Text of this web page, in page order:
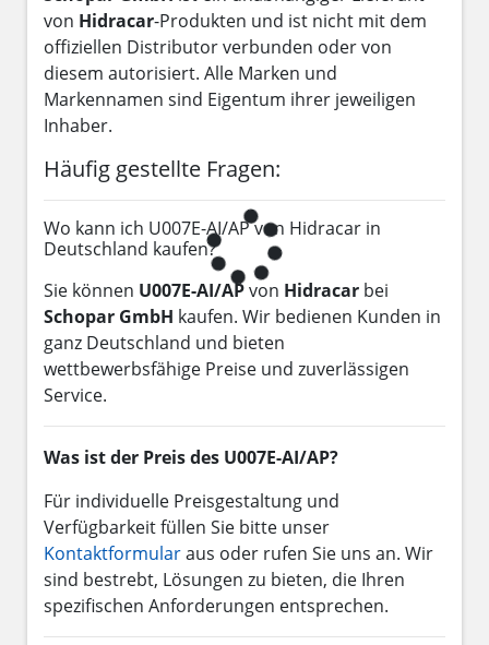
von Hidracar-Produkten und ist nicht mit dem
offiziellen Distributor verbunden oder von
diesem autorisiert. Alle Marken und
Markennamen sind Eigentum ihrer jeweiligen
Inhaber.
Häufig gestellte Fragen:
Wo kann ich U007E-AI/AP von Hidracar in
Deutschland kaufen?
Sie können U007E-AI/APvon Hidracar bei
Schopar GmbH kaufen. Wir bedienen Kunden in
ganz Deutschland und bieten
wettbewerbsfähige Preise und zuverlässigen
Service.
Was ist der Preis des U007E-AI/AP?
Für individuelle Preisgestaltung und
Verfügbarkeit füllen Sie bitte unser
Kontaktformularaus oder rufen Sie uns an. Wir
sind bestrebt, Lösungen zu bieten, die Ihren
spezifischen Anforderungen entsprechen.